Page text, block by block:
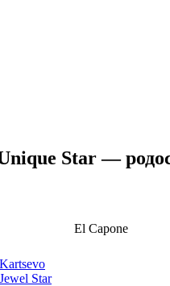
Star —
Kartsevo
Jewel Star
El Capone